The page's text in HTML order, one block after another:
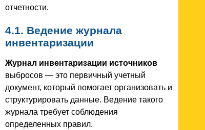
отчетности.
4.1. Ведение журнала
инвентаризации
Журнал инвентаризации источников
выбросов — это первичный учетный
документ, который помогает организовать и
структурировать данные. Ведение такого
журнала требует соблюдения
определенных правил.